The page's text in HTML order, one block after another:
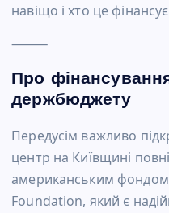
навіщо і хто це
⸻
Про
держбюджету
Передусім важливо
центр на Київщині
американським
Foundation, який є